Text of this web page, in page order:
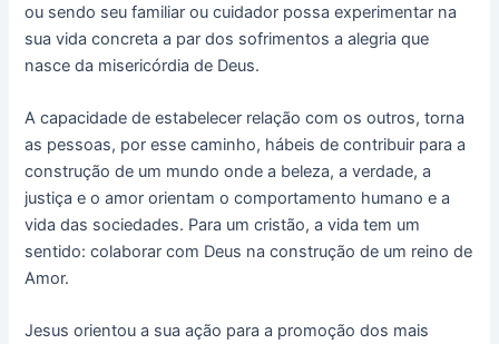
ou sendo seu familiar ou cuidador possa experimentar na
sua vida concreta a par dos sofrimentos a alegria que
nasce da misericórdia de Deus.
A capacidade de estabelecer relação com os outros, torna
as pessoas, por esse caminho, hábeis de contribuir para a
construção de um mundo onde a beleza, a verdade, a
justiça e o amor orientam o comportamento humano e a
vida das sociedades. Para um cristão, a vida tem um
sentido: colaborar com Deus na construção de um reino de
Amor.
Jesus orientou a sua ação para a promoção dos mais